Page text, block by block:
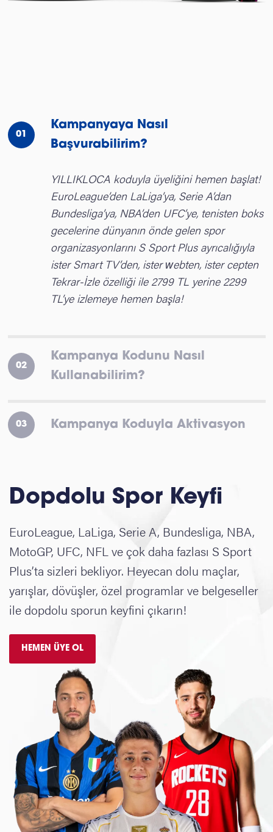
01
Kampanyaya Nasıl
Başvurabilirim?
YILLIKLOCA koduyla üyeliğini hemen başlat!
EuroLeague’den LaLiga’ya, Serie A’dan
Bundesliga’ya, NBA’den UFC’ye, tenisten boks
gecelerine dünyanın önde gelen spor
organizasyonlarını S Sport Plus ayrıcalığıyla
ister Smart TV’den, ister webten, ister cepten
Tekrar-İzle özelliği ile 2799 TL yerine 2299
TL’ye izlemeye hemen başla!
02
Kampanya Kodunu Nasıl
Kullanabilirim?
03 Kampanya Koduyla Aktivasyon
Dopdolu Spor Keyfi
EuroLeague, LaLiga, Serie A, Bundesliga, NBA,
MotoGP, UFC, NFL ve çok daha fazlası S Sport
Plus’ta sizleri bekliyor. Heyecan dolu maçlar,
yarışlar, dövüşler, özel programlar ve belgeseller
ile dopdolu sporun keyfini çıkarın!
HEMEN ÜYE OL